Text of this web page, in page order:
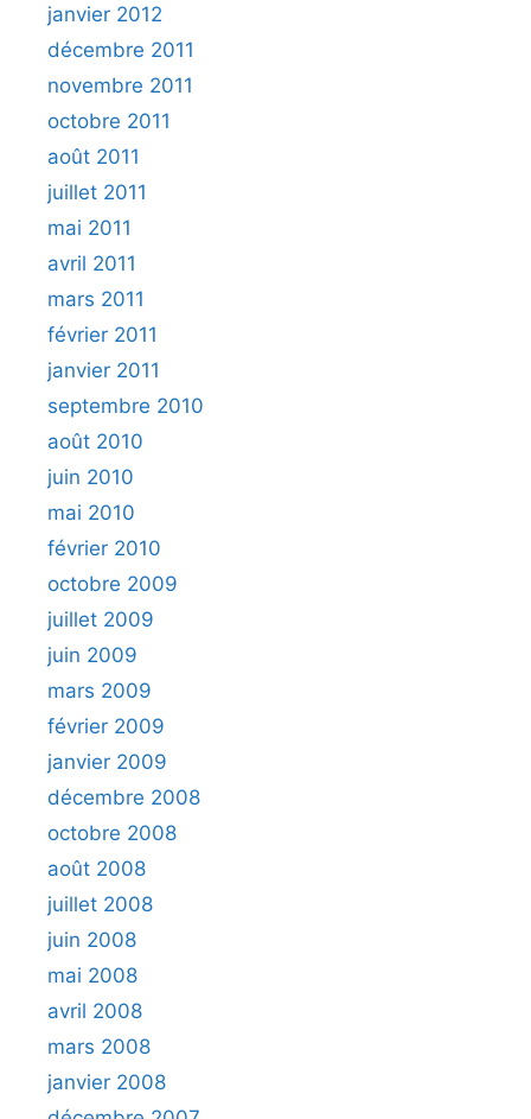
janvier 2012
décembre 2011
novembre 2011
octobre 2011
août 2011
juillet 2011
mai 2011
avril 2011
mars 2011
février 2011
janvier 2011
septembre 2010
août 2010
juin 2010
mai 2010
février 2010
octobre 2009
juillet 2009
juin 2009
mars 2009
février 2009
janvier 2009
décembre 2008
octobre 2008
août 2008
juillet 2008
juin 2008
mai 2008
avril 2008
mars 2008
janvier 2008